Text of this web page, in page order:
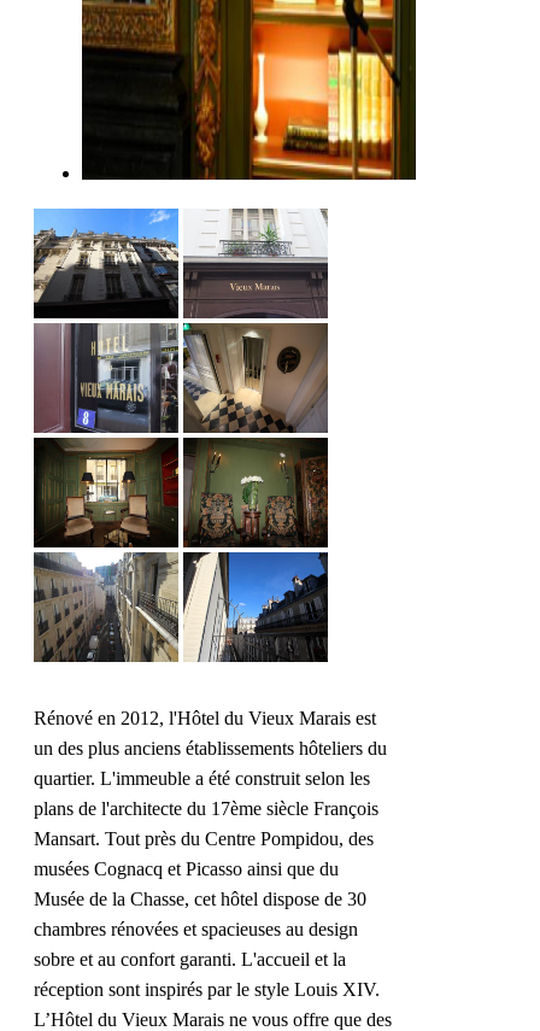
Rénové en 2012, l'Hôtel du Vieux Marais est
un des plus anciens établissements hôteliers du
quartier. L'immeuble a été construit selon les
plans de l'architecte du 17ème siècle François
Mansart. Tout près du Centre Pompidou, des
musées Cognacq et Picasso ainsi que du
Musée de la Chasse, cet hôtel dispose de 30
chambres rénovées et spacieuses au design
sobre et au confort garanti. L'accueil et la
réception sont inspirés par le style Louis XIV.
L’Hôtel du Vieux Marais ne vous offre que des